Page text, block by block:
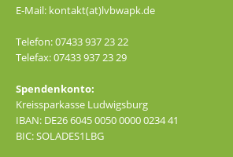
E-Mail: kontakt(at)lvbwapk.de
Telefon: 07433 937 23 22
Telefax: 07433 937 23 29
Spendenkonto:
Kreissparkasse Ludwigsburg
IBAN: DE26 6045 0050 0000 0234 41
BIC: SOLADES1LBG